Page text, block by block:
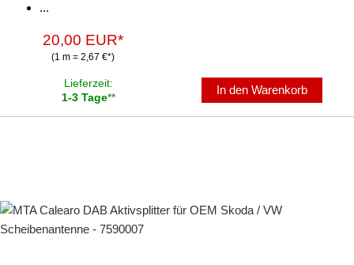
...
20,00 EUR*
(1 m = 2,67 €*)
Lieferzeit:
1-3 Tage**
In den Warenkorb